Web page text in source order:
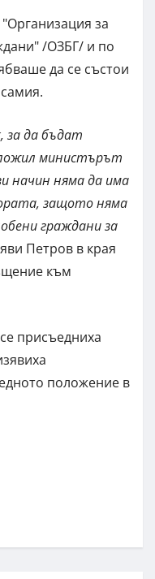
за
/ОЗБГ/ и по
да се състои
за да бъдат
министърът
начин няма да има
защото няма
граждани за
Петров в края
към
присъедниха
положение в